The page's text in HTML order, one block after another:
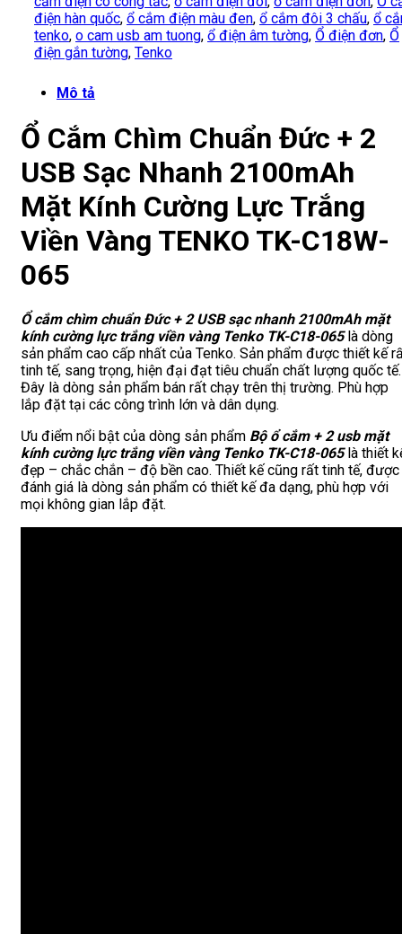
điện hàn quốc, ổ cắm điện màu đen, ổ cắm đôi 3 chấu, ổ
tenko, o cam usb am tuong, ổ điện âm tường, Ổ điện đơn, Ổ
điện gắn tường, Tenko
Mô tả
Ổ Cắm Chìm Chuẩn Đức + 2
USB Sạc Nhanh 2100mAh
Mặt Kính Cường Lực Trắng
Viền Vàng TENKO TK-C18W-
065
Ổ cắm chìm chuẩn Đức + 2 USB sạc nhanh 2100mAh mặt
kính cường lực trắng viền vàng Tenko TK-C18-065là dòng
sản phẩm cao cấp nhất của Tenko. Sản phẩm được thiết kế
tinh tế, sang trọng, hiện đại đạt tiêu chuẩn chất lượng quốc tế.
Đây là dòng sản phẩm bán rất chạy trên thị trường. Phù hợp
lắp đặt tại các công trình lớn và dân dụng.
Ưu điểm nổi bật của dòng sản phẩm Bộ ổ cắm + 2 usb mặt
kính cường lực trắng viền vàng Tenko TK-C18-065là thiết
đẹp – chắc chắn – độ bền cao. Thiết kế cũng rất tinh tế, được
đánh giá là dòng sản phẩm có thiết kế đa dạng, phù hợp với
mọi không gian lắp đặt.